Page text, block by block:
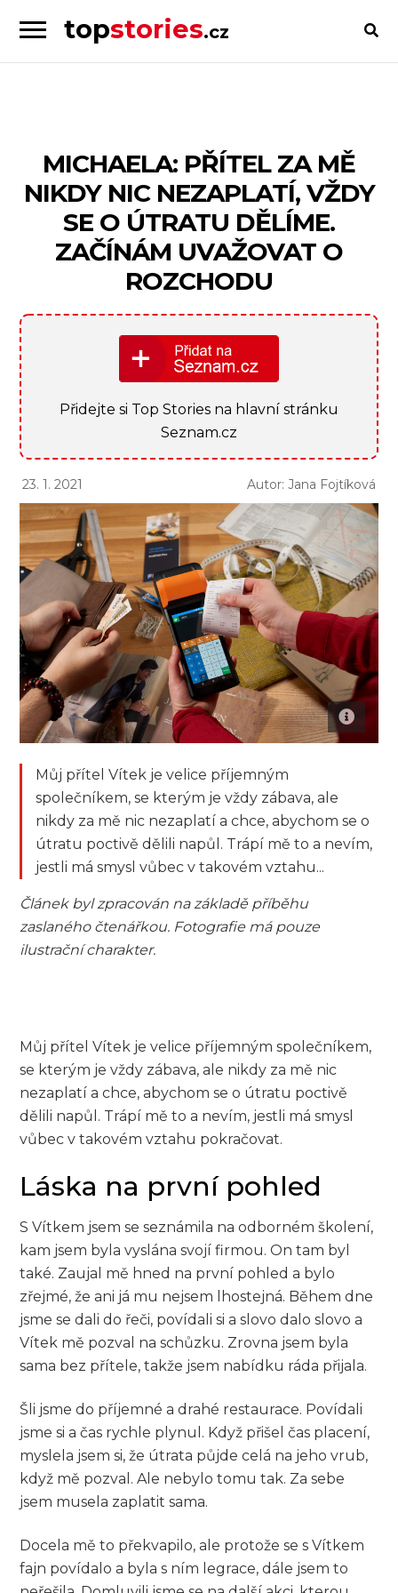
Skip
to
Skip
to
topstories.cz
lidi
MICHAELA: PŘÍTEL ZA MĚ
NIKDY NIC NEZAPLATÍ, VŽDY
SE O ÚTRATU DĚLÍME.
ZAČÍNÁM UVAŽOVAT O
ROZCHODU
Přidejte si Top Stories na hlavní stránku
Seznam.cz
23. 1. 2021 Autor: Jana Fojtíková
Můj přítel Vítek je velice příjemným
společníkem, se kterým je vždy zábava, ale
nikdy za mě nic nezaplatí a chce, abychom se o
útratu poctivě dělili napůl. Trápí mě to a nevím,
jestli má smysl vůbec v takovém vztahu...
Článek byl zpracován na základě příběhu
zaslaného čtenářkou. Fotografie má pouze
ilustrační charakter.
Můj přítel Vítek je velice příjemným společníkem,
se kterým je vždy zábava, ale nikdy za mě nic
nezaplatí a chce, abychom se o útratu poctivě
dělili napůl. Trápí mě to a nevím, jestli má smysl
vůbec v takovém vztahu pokračovat.
Láska na první pohled
S Vítkem jsem se seznámila na odborném školení,
kam jsem byla vyslána svojí firmou. On tam byl
také. Zaujal mě hned na první pohled a bylo
zřejmé, že ani já mu nejsem lhostejná. Během dne
jsme se dali do řeči, povídali si a slovo dalo slovo a
Vítek mě pozval na schůzku. Zrovna jsem byla
sama bez přítele, takže jsem nabídku ráda přijala.
Šli jsme do příjemné a drahé restaurace. Povídali
jsme si a čas rychle plynul. Když přišel čas placení,
myslela jsem si, že útrata půjde celá na jeho vrub,
když mě pozval. Ale nebylo tomu tak. Za sebe
jsem musela zaplatit sama.
Docela mě to překvapilo, ale protože se s Vítkem
fajn povídalo a byla s ním legrace, dále jsem to